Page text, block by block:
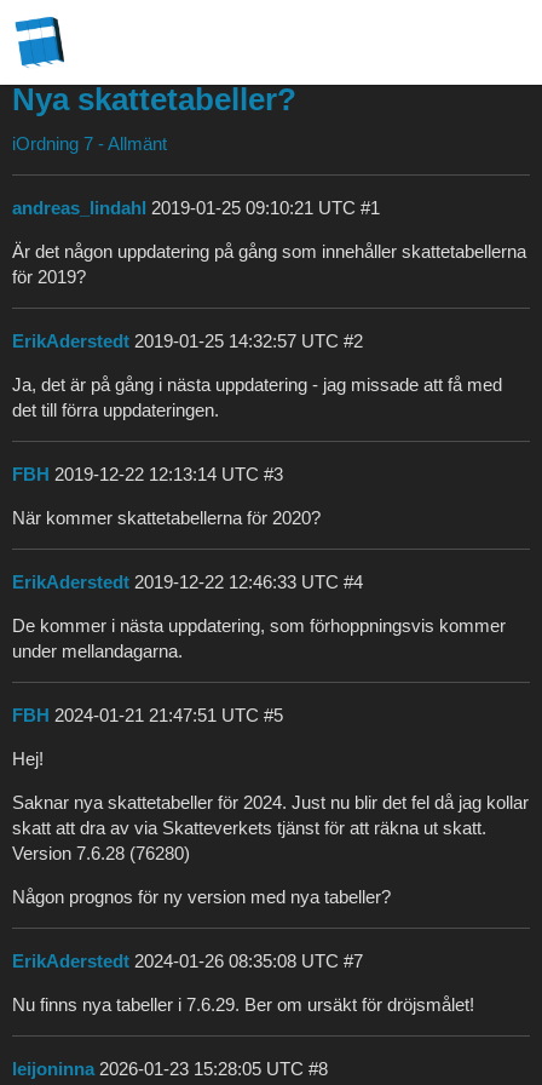
Nya skattetabeller?
iOrdning 7 - Allmänt
andreas_lindahl 2019-01-25 09:10:21 UTC #1
Är det någon uppdatering på gång som innehåller skattetabellerna
för 2019?
ErikAderstedt 2019-01-25 14:32:57 UTC #2
Ja, det är på gång i nästa uppdatering - jag missade att få med
det till förra uppdateringen.
FBH 2019-12-22 12:13:14 UTC #3
När kommer skattetabellerna för 2020?
ErikAderstedt 2019-12-22 12:46:33 UTC #4
De kommer i nästa uppdatering, som förhoppningsvis kommer
under mellandagarna.
FBH 2024-01-21 21:47:51 UTC #5
Hej!
Saknar nya skattetabeller för 2024. Just nu blir det fel då jag kollar
skatt att dra av via Skatteverkets tjänst för att räkna ut skatt.
Version 7.6.28 (76280)
Någon prognos för ny version med nya tabeller?
ErikAderstedt 2024-01-26 08:35:08 UTC #7
Nu finns nya tabeller i 7.6.29. Ber om ursäkt för dröjsmålet!
leijoninna 2026-01-23 15:28:05 UTC #8